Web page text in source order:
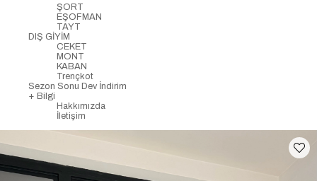
ŞORT
EŞOFMAN
TAYT
DIŞ GİYİM
CEKET
MONT
KABAN
Trençkot
Sezon Sonu Dev İndirim
+ Bilgi
Hakkımızda
İletişim